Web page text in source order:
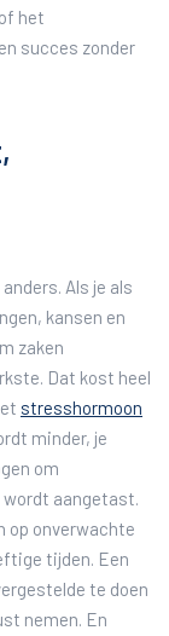
of het
succes zonder
Als je als
kansen en
zaken
Dat kost heel
stresshormoon
minder, je
om
aangetast.
op onverwachte
tijden. Een
te doen
nemen. En